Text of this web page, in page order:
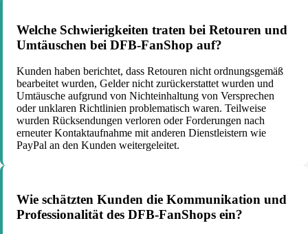
Welche Schwierigkeiten traten bei Retouren und
Umtäuschen bei DFB-FanShop auf?
Kunden haben berichtet, dass Retouren nicht ordnungsgemäß
bearbeitet wurden, Gelder nicht zurückerstattet wurden und
Umtäusche aufgrund von Nichteinhaltung von Versprechen
oder unklaren Richtlinien problematisch waren. Teilweise
wurden Rücksendungen verloren oder Forderungen nach
erneuter Kontaktaufnahme mit anderen Dienstleistern wie
PayPal an den Kunden weitergeleitet.
Wie schätzten Kunden die Kommunikation und
Professionalität des DFB-FanShops ein?